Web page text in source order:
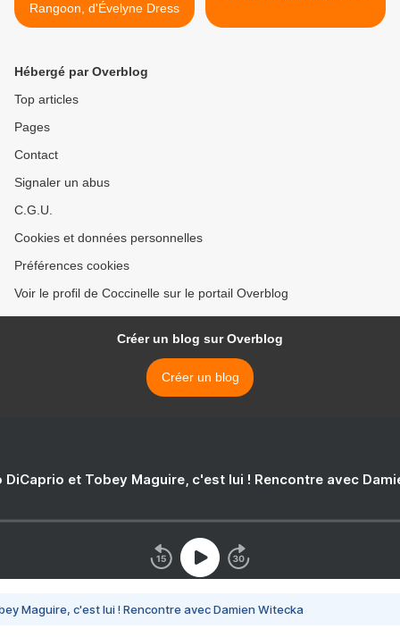
Rangoon, d'Évelyne Dress
Hébergé par Overblog
Top articles
Pages
Contact
Signaler un abus
C.G.U.
Cookies et données personnelles
Préférences cookies
Voir le profil de Coccinelle sur le portail Overblog
Créer un blog sur Overblog
Créer un blog
DiCaprio et Tobey Maguire, c'est lui ! Rencontre avec
Maguire, c'est lui ! Rencontre avec Damien Witecka